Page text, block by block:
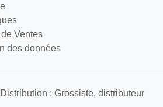
Ventes
des données
: Grossiste, distributeur